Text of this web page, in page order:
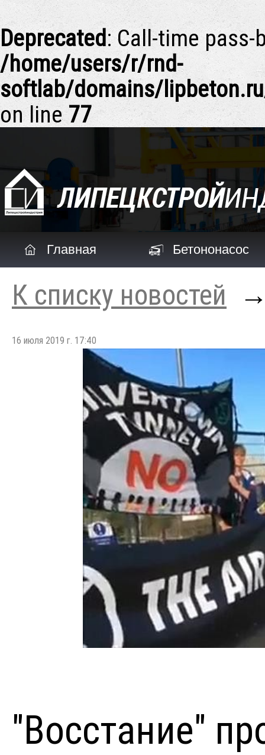
Deprecated: Call-time
/home/users/r/rnd-
softlab/domains/
on line77
Главная Бетононасос
К списку новостей
16 июля 2019 г. 17:40
"Восстание"